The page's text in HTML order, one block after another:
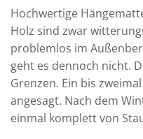
Hochwertige
Holz sind zwar
problemlos im
geht es dennoch nicht.
Grenzen. Ein bis
angesagt. Nach dem
einmal komplett von